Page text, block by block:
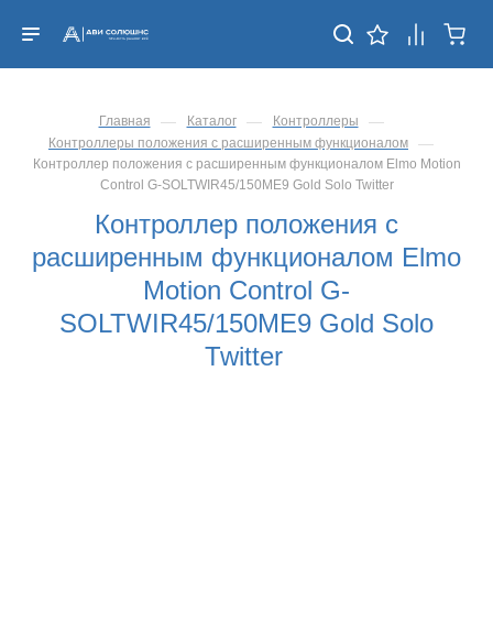
Главная — Каталог — Контроллеры —
Контроллеры положения с расширенным функционалом —
Контроллер положения с расширенным функционалом Elmo Motion
Control G-SOLTWIR45/150ME9 Gold Solo Twitter
Контроллер положения с
расширенным функционалом Elmo
Motion Control G-
SOLTWIR45/150ME9 Gold Solo
Twitter